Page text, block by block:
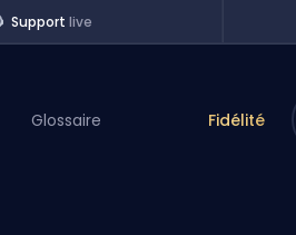
Support live
Glossaire Fidélité